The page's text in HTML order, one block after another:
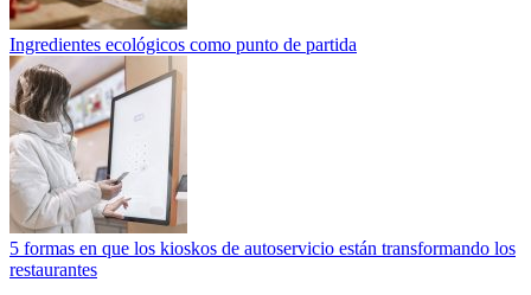
Ingredientes ecológicos como punto de partida
5 formas en que los kioskos de autoservicio están transformando los
restaurantes